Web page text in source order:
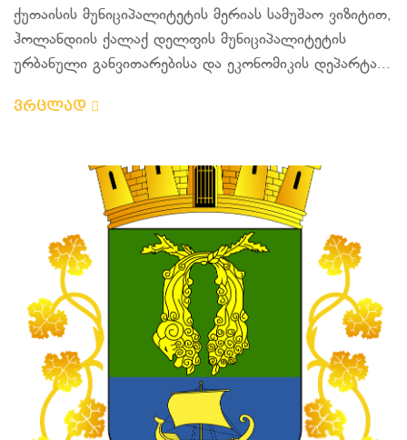
ქუთაისის მუნიციპალიტეტის მერიას სამუშაო ვიზიტით,
ჰოლანდიის ქალაქ დელფის მუნიციპალიტეტის
ურბანული განვითარებისა და ეკონომიკის დეპარტა...
ვრცლად